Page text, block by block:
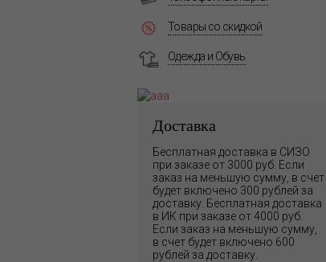
Товары со скидкой
Одежда и Обувь
Доставка
Бесплатная доставка в СИЗО
при заказе от 3000 руб. Если
заказ на меньшую сумму, в счет
будет включено 300 рублей за
доставку. Бесплатная доставка
в ИК при заказе от 4000 руб.
Если заказ на меньшую сумму,
в счет будет включено 600
рублей за доставку.